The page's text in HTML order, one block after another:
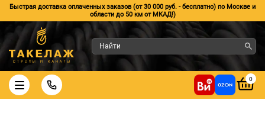
Быстрая доставка оплаченных заказов (от 30 000 руб. - бесплатно) по Москве и
области до 50 км от МКАД!)
0